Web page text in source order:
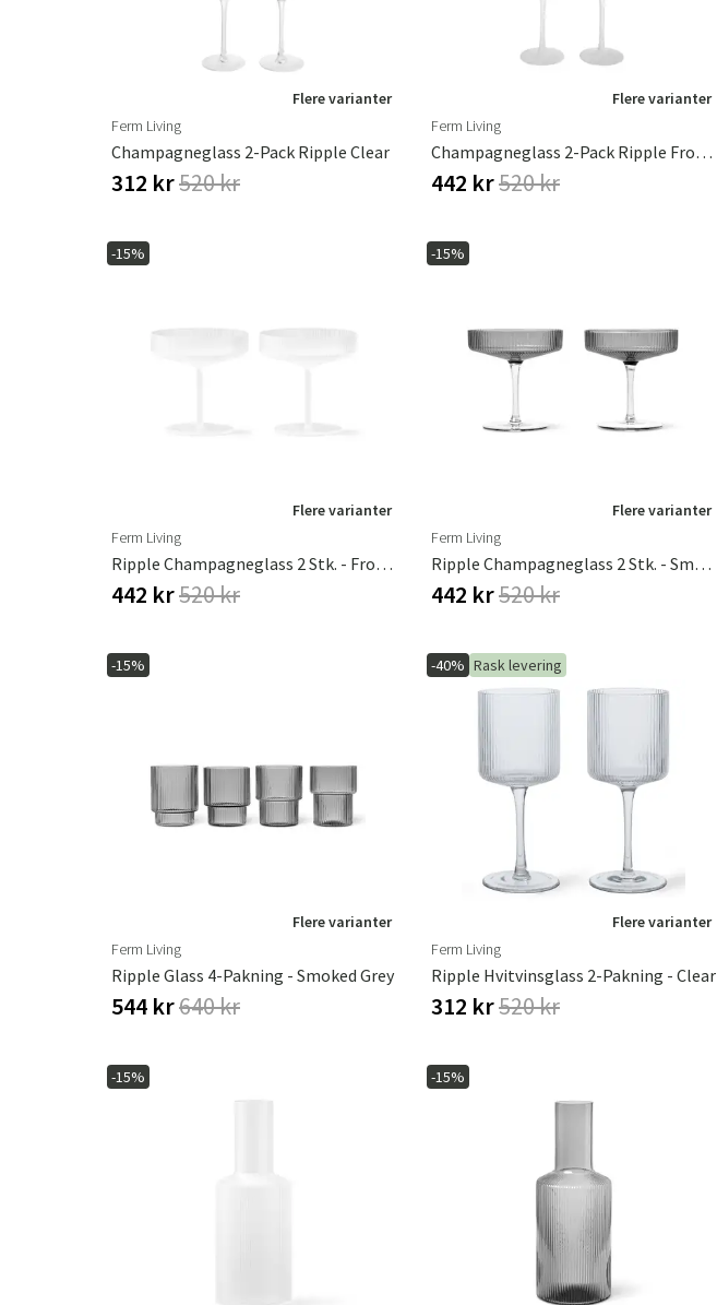
Flere varianter
Ferm Living
Champagneglass 2-Pack Ripple Clear
312 kr520 kr
Flere varianter
Ferm Living
Champagneglass 2-Pack Ripple Frosted
442 kr520 kr
-15%
Flere varianter
Ferm Living
Ripple Champagneglass 2 Stk. - Frosted
442 kr520 kr
-15%
Flere varianter
Ferm Living
Ripple Champagneglass 2 Stk. - Smoked
442 kr520 kr
-15%
Flere varianter
Ferm Living
Ripple Glass 4-Pakning - Smoked Grey
544 kr640 kr
-40% Rask levering
Flere varianter
Ferm Living
Ripple Hvitvinsglass 2-Pakning - Clear
312 kr520 kr
-15% -15%